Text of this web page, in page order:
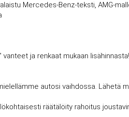
Mercedes-Benz-teksti, AMG-
vanteet ja renkaat mukaan lisähinnasta!
autosi vaihdossa. Lähetä
räätälöity rahoitus